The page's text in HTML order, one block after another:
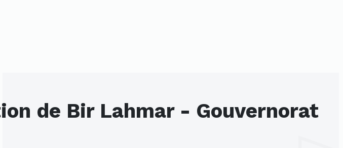
de Bir Lahmar - Gouvernorat